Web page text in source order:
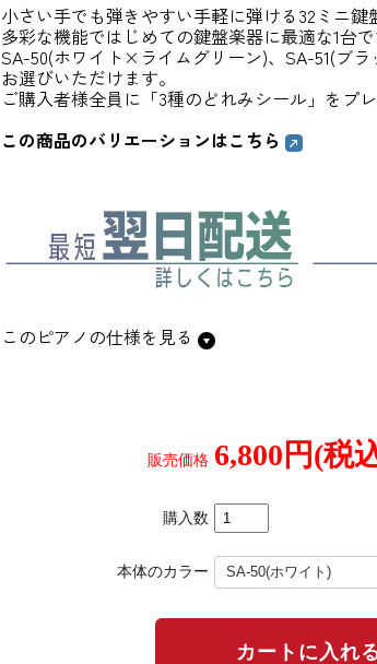
小さい手でも弾きやすい手軽に弾ける32ミニ
多彩な機能ではじめての鍵盤楽器に最適な1台で
SA-50(ホワイト×ライムグリーン)、SA-51(ブ
お選びいただけます。
ご購入者様全員に「3種のどれみシール」をプ
この商品のバリエーションはこちら
このピアノの仕様を見る
販売価格 6,800円(税
購入数
本体のカラー